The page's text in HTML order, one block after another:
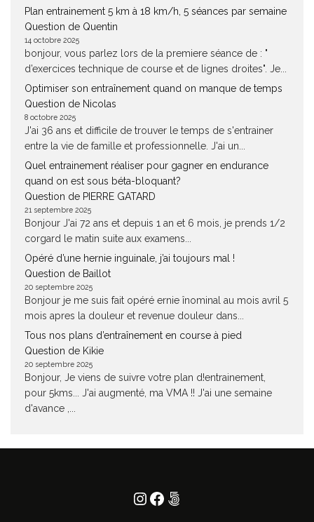
Plan entrainement 5 km à 18 km/h, 5 séances par semaine
Question de Quentin
14 octobre 2025
bonjour, vous parlez lors de la premiere séance de : "
d’exercices technique de course et de lignes droites". Je...
Optimiser son entraînement quand on manque de temps
Question de Nicolas
8 octobre 2025
J'ai 36 ans et difficile de trouver le temps de s'entrainer
entre la vie de famille et professionnelle. J'ai un...
Quel entrainement réaliser pour gagner en endurance
quand on est sous béta-bloquant?
Question de PIERRE GATARD
21 septembre 2025
Bonjour J'ai 72 ans et depuis 1 an et 6 mois, je prends 1/2
corgard le matin suite aux examens...
Opéré d’une hernie inguinale, j’ai toujours mal !
Question de Baillot
20 septembre 2025
Bonjour je me suis fait opéré ernie înominal au mois avril 5
mois apres la douleur et revenue douleur dans...
Tous nos plans d’entraînement en course à pied
Question de Kikie
20 septembre 2025
Bonjour, Je viens de suivre votre plan d!entrainement,
pour 5kms... J'ai augmenté, ma VMA !! J'ai une semaine
d'avance ,...
Instagram
Facebook
500px